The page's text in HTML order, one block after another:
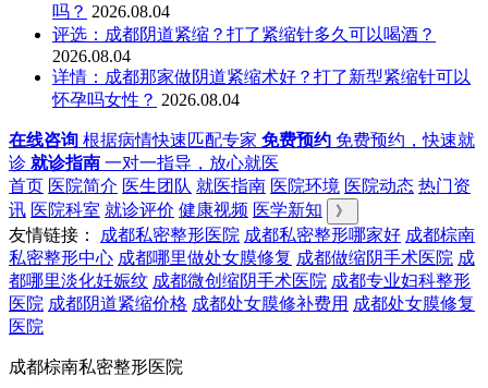
吗？ 2026.08.04
评选：成都阴道紧缩？打了紧缩针多久可以喝酒？
2026.08.04
详情：成都那家做阴道紧缩术好？打了新型紧缩针可以
怀孕吗女性？ 2026.08.04
在线咨询 根据病情快速匹配专家 免费预约 免费预约，快速就
诊 就诊指南 一对一指导，放心就医
首页 医院简介 医生团队 就医指南 医院环境 医院动态 热门资
讯 医院科室 就诊评价 健康视频 医学新知 》
友情链接： 成都私密整形医院 成都私密整形哪家好 成都棕南
私密整形中心 成都哪里做处女膜修复 成都做缩阴手术医院 成
都哪里淡化妊娠纹 成都微创缩阴手术医院 成都专业妇科整形
医院 成都阴道紧缩价格 成都处女膜修补费用 成都处女膜修复
医院
成都棕南私密整形医院